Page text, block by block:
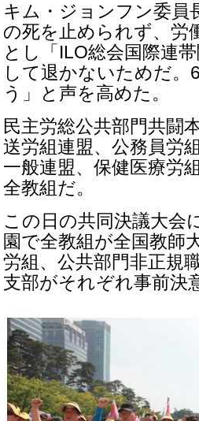
キム・ジョンフン委員
の死を止められず、労
とし「ILO総会国際連
して退かないためだ。
う」と声を高めた。
民主労総公共部門共闘
送労組連盟、公務員労
一般連盟、保健医療労
全教組だ。
この日の共同決議大会
園で全教組が全国教師
労組、公共部門非正規
支部がそれぞれ事前決